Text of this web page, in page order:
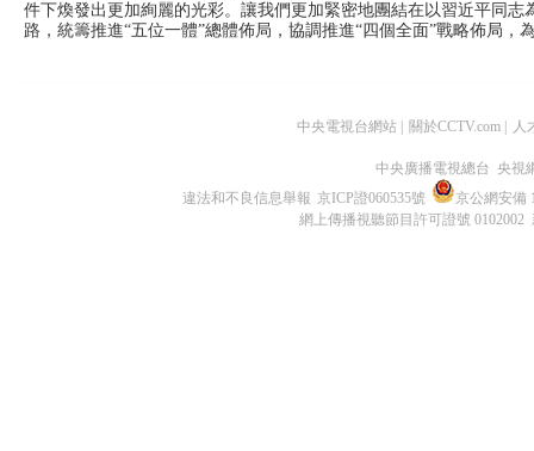
件下煥發出更加絢麗的光彩。讓我們更加緊密地團結在以習近平同
路，統籌推進“五位一體”總體佈局，協調推進“四個全面”戰略佈局
中央電視台網站 關於CCTV.com 人
中央廣播電視總台 央視
違法和不良信息舉報 京ICP證060535號
京公網安備
網上傳播視聽節目許可證號 0102002